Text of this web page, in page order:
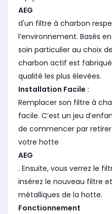
AEG
d'un filtre à charbon
l’environnement. Basés
soin particulier au choix
charbon actif est
qualité les plus élevées.
Installation Facile :
Remplacer son filtre à
facile. C’est un jeu
de commencer par
votre hotte
AEG
. Ensuite, vous verrez le
insérez le nouveau filtre
métalliques de la hotte.
Fonctionnement